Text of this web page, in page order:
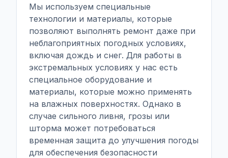
Мы используем специальные
технологии и материалы, которые
позволяют выполнять ремонт даже при
неблагоприятных погодных условиях,
включая дождь и снег. Для работы в
экстремальных условиях у нас есть
специальное оборудование и
материалы, которые можно применять
на влажных поверхностях. Однако в
случае сильного ливня, грозы или
шторма может потребоваться
временная защита до улучшения погоды
для обеспечения безопасности